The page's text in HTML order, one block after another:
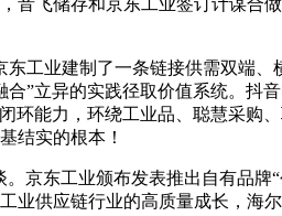
飞储存和京东工业签订计谋合
业建制了一条链接供需双端、
”立异的实践径取价值系统。抖
环能力，环绕工业品、聪慧采
结实的根本！
东工业颁布发表推出自有品牌
供应链行业的高质量成长，海